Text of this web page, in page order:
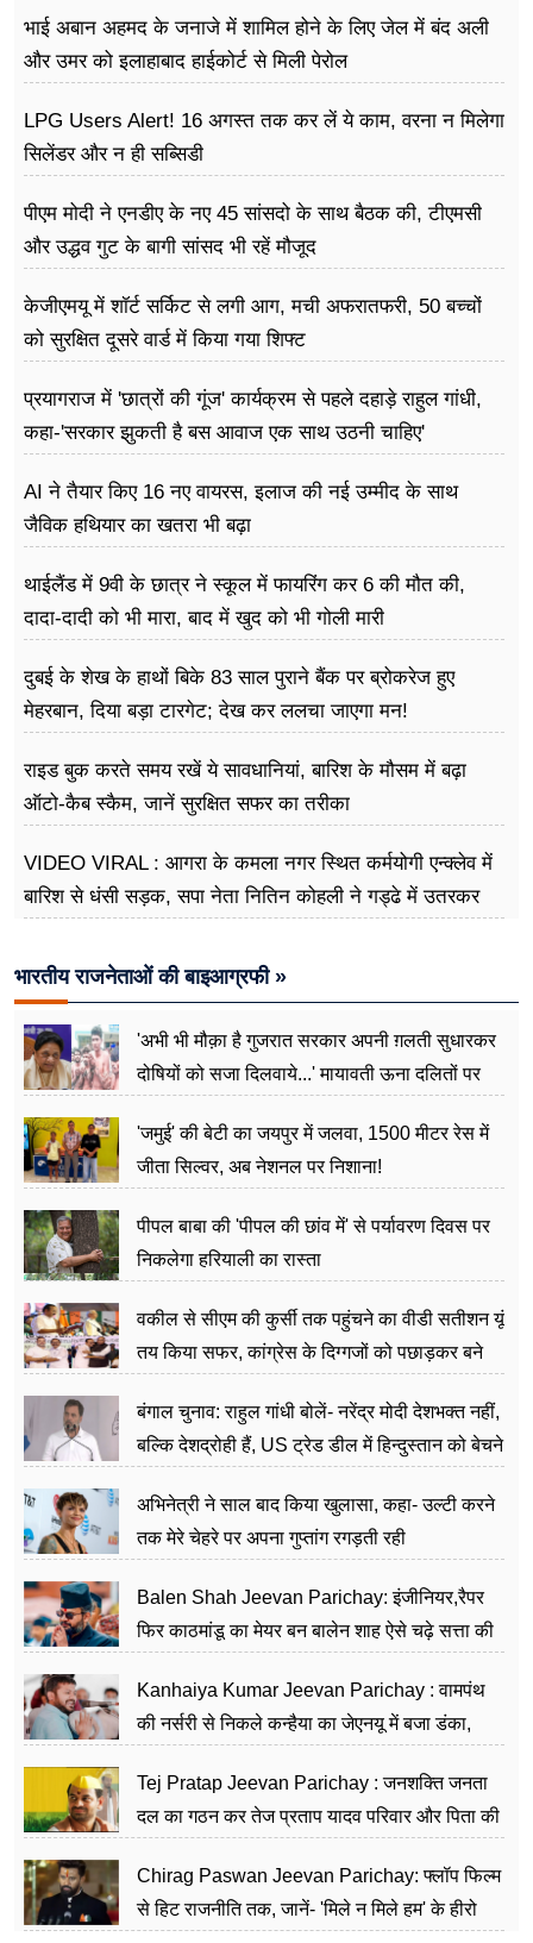
भाई अबान अहमद के जनाजे में शामिल होने के लिए जेल में बंद अली
और उमर को इलाहाबाद हाईकोर्ट से मिली पेरोल
LPG Users Alert! 16 अगस्त तक कर लें ये काम, वरना न मिलेगा
सिलेंडर और न ही सब्सिडी
पीएम मोदी ने एनडीए के नए 45 सांसदो के साथ बैठक की, टीएमसी
और उद्धव गुट के बागी सांसद भी रहें मौजूद
केजीएमयू में शॉर्ट सर्किट से लगी आग, मची अफरातफरी, 50 बच्चों
को सुरक्षित दूसरे वार्ड में किया गया शिफ्ट
प्रयागराज में 'छात्रों की गूंज' कार्यक्रम से पहले दहाड़े राहुल गांधी,
कहा-'सरकार झुकती है बस आवाज एक साथ उठनी चाहिए'
AI ने तैयार किए 16 नए वायरस, इलाज की नई उम्मीद के साथ
जैविक हथियार का खतरा भी बढ़ा
थाईलैंड में 9वी के छात्र ने स्कूल में फायरिंग कर 6 की मौत की,
दादा-दादी को भी मारा, बाद में खुद को भी गोली मारी
दुबई के शेख के हाथों बिके 83 साल पुराने बैंक पर ब्रोकरेज हुए
मेहरबान, दिया बड़ा टारगेट; देख कर ललचा जाएगा मन!
राइड बुक करते समय रखें ये सावधानियां, बारिश के मौसम में बढ़ा
ऑटो-कैब स्कैम, जानें सुरक्षित सफर का तरीका
VIDEO VIRAL : आगरा के कमला नगर स्थित कर्मयोगी एन्क्लेव में
बारिश से धंसी सड़क, सपा नेता नितिन कोहली ने गड्ढे में उतरकर
भारतीय राजनेताओं की बाइआग्रफी »
'अभी भी मौक़ा है गुजरात सरकार अपनी ग़लती सुधारकर
दोषियों को सजा दिलवाये...' मायावती ऊना दलितों पर
'जमुई' की बेटी का जयपुर में जलवा, 1500 मीटर रेस में
जीता सिल्वर, अब नेशनल पर निशाना!
पीपल बाबा की 'पीपल की छांव में' से पर्यावरण दिवस पर
निकलेगा हरियाली का रास्ता
वकील से सीएम की कुर्सी तक पहुंचने का वीडी सतीशन यूं
तय किया सफर, कांग्रेस के दिग्गजों को पछाड़कर बने
बंगाल चुनाव: राहुल गांधी बोलें- नरेंद्र मोदी देशभक्त नहीं,
बल्कि देशद्रोही हैं, US ट्रेड डील में हिन्दुस्तान को बेचने
अभिनेत्री ने साल बाद किया खुलासा, कहा- उल्टी करने
तक मेरे चेहरे पर अपना गुप्तांग रगड़ती रही
Balen Shah Jeevan Parichay: इंजीनियर,रैपर
फिर काठमांडू का मेयर बन बालेन शाह ऐसे चढ़े सत्ता की
Kanhaiya Kumar Jeevan Parichay : वामपंथ
की नर्सरी से निकले कन्हैया का जेएनयू में बजा डंका,
Tej Pratap Jeevan Parichay : जनशक्ति जनता
दल का गठन कर तेज प्रताप यादव परिवार और पिता की
Chirag Paswan Jeevan Parichay: फ्लॉप फिल्म
से हिट राजनीति तक, जानें- 'मिले न मिले हम' के हीरो